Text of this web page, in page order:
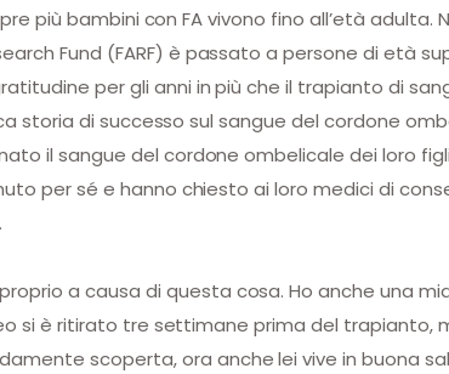
più bambini con FA vivono fino all’età adulta.
Fund (FARF) è passato a persone di età
per gli anni in più che il trapianto di
storia di successo sul sangue del cordone
il sangue del cordone ombelicale dei loro
per sé e hanno chiesto ai loro medici di
a causa di questa cosa. Ho anche una
si è ritirato tre settimane prima del trapianto,
scoperta, ora anche lei vive in buona